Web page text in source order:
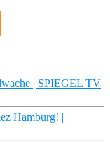
| SPIEGEL TV
Hamburg! |